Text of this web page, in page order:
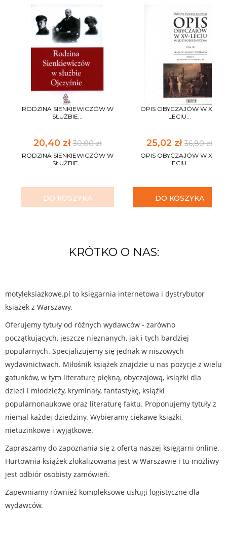
RODZINA SIENKIEWICZÓW W
SŁUŻBIE...
20,40 zł30,00 zł
RODZINA SIENKIEWICZÓW W
SŁUŻBIE...
DO KOSZYKA
OPIS OBYCZAJÓW W XV-
LECIU...
25,02 zł 36,80 zł
OPIS OBYCZAJÓW W XV-
LECIU...
DO KOSZYKA
KRÓTKO O NAS:
motyleksiazkowe.pl to księgarnia internetowa i dystrybutor
książek z Warszawy.
Oferujemy tytuły od różnych wydawców - zarówno
początkujących, jeszcze nieznanych, jak i tych bardziej
popularnych. Specjalizujemy się jednak w niszowych
wydawnictwach. Miłośnik książek znajdzie u nas pozycje z wielu
gatunków, w tym literaturę piękną, obyczajową, książki dla
dzieci i młodzieży, kryminały, fantastykę, książki
popularnonaukowe oraz literaturę faktu. Proponujemy tytuły z
niemal każdej dziedziny. Wybieramy ciekawe książki,
nietuzinkowe i wyjątkowe.
Zapraszamy do zapoznania się z ofertą naszej księgarni online.
Hurtownia książek zlokalizowana jest w Warszawie i tu możliwy
jest odbiór osobisty zamówień.
Zapewniamy również kompleksowe usługi logistyczne dla
wydawców.